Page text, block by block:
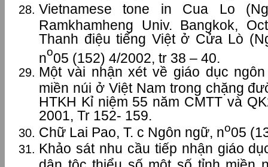
Vietnamese tone in Cua Lo
Ramkhamheng Univ. Bangkok,
Thanh điệu tiếng Việt ở Cửa Lò
no05 (152) 4/2002, tr 38 – 40.
Một vài nhận xét về giáo dục
miền núi ở Việt Nam trong chặng
HTKH Kỉ niệm 55 năm CMTT và
2001, Tr 152- 159.
Chữ Lai Pao, T. c Ngôn ngữ, no05
Khảo sát nhu cầu tiếp nhận giáo
dân tộc thiểu số một số tỉnh miền